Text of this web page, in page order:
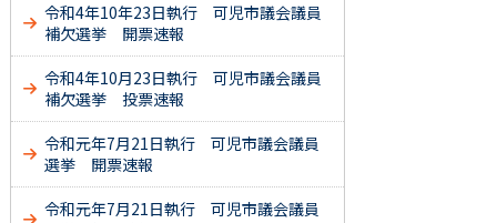
令和4年10年23日執行 可児市議会議員
補欠選挙 開票速報
令和4年10月23日執行 可児市議会議員
補欠選挙 投票速報
令和元年7月21日執行 可児市議会議員
選挙 開票速報
令和元年7月21日執行 可児市議会議員